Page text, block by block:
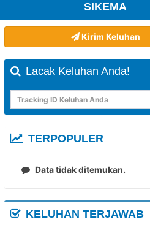
SIKEMA
Kirim Keluhan
Lacak Keluhan Anda!
TERPOPULER
Data tidak ditemukan.
KELUHAN TERJAWAB